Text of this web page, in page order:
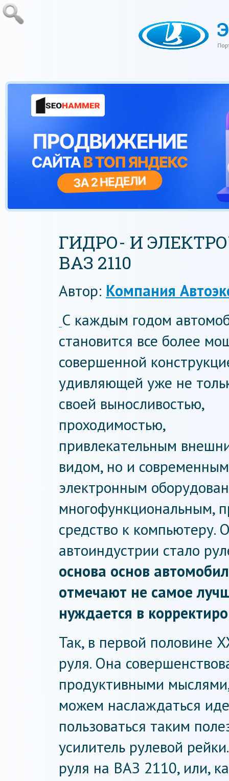
ГИДРО- И
ВАЗ 2110
Автор: Компания
С каждым годом
становится все более
совершенной
удивляющей уже не
своей выносливостью,
проходимостью,
привлекательным
видом, но и современным
электронным
многофункциональным,
средство к компьютеру.
автоиндустрии стало
основа основ
отмечают не самое
нуждается в
Так, в первой половине
руля. Она
продуктивными
можем наслаждаться
пользоваться таким
усилитель рулевой
руля на ВАЗ 2110, или,